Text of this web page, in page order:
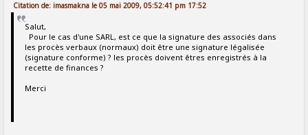
Citation de: imasmakna le 05 mai 2009, 05:52:41 pm 17:52
Salut,
Pour le cas d'une SARL, est ce que la signature des associés dans
les procès verbaux (normaux) doit être une signature légalisée
(signature conforme) ? les procès doivent êtres enregistrés à la
recette de finances ?
Merci